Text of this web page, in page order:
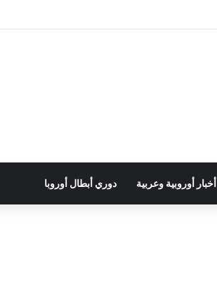
أخبار أوروبية وعربية دوري أبطال أوروبا